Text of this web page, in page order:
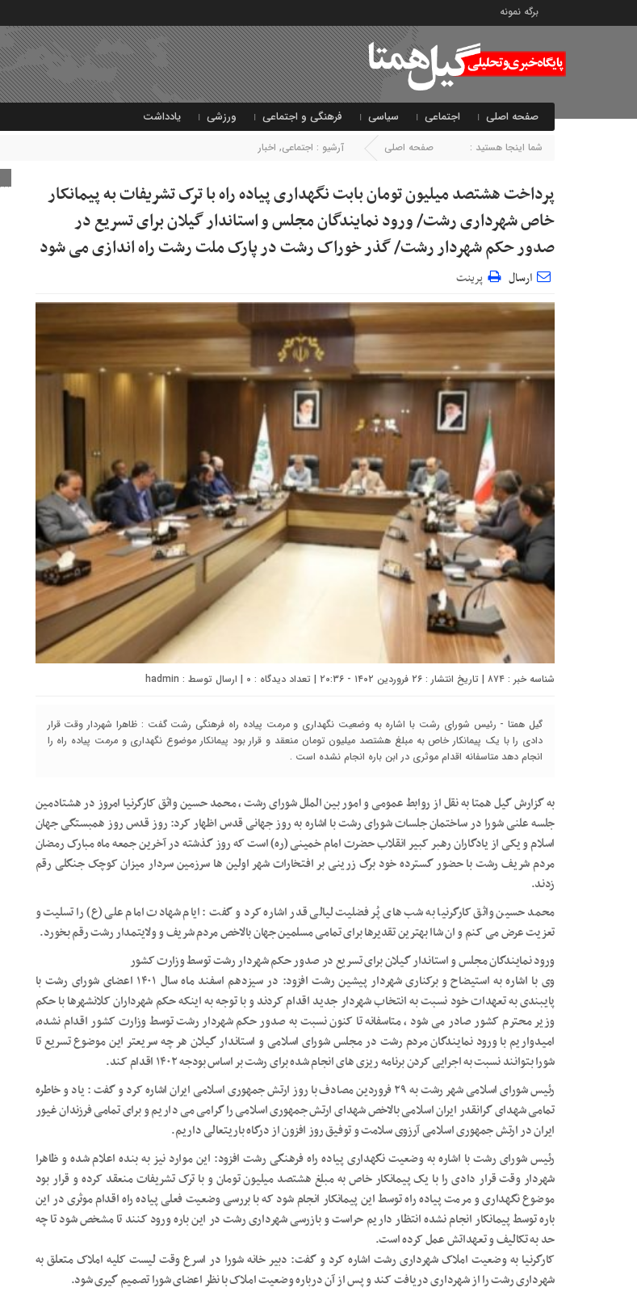
برگه نمونه
صفحه اصلی اجتماعی سیاسی فرهنگی و اجتماعی ورزشی یادداشت
شما اینجا هستید : صفحه اصلی آرشیو : اجتماعی, اخبار
پرداخت هشتصد میلیون تومان بابت نگهداری پیاده راه با ترک تشریفات به پیمانکار
خاص شهرداری رشت/ ورود نمایندگان مجلس و استاندار گیلان برای تسریع در
صدور حکم شهردار رشت/ گذر خوراک رشت در پارک ملت رشت راه اندازی می شود
ارسال پرینت
شناسه خبر : ۸۷۴ | تاریخ انتشار : ۲۶ فروردین ۱۴۰۲ - ۲۰:۳۶ | تعداد دیدگاه : ۰ | ارسال توسط : hadmin
گیل همتا - رئیس شورای رشت با اشاره به وضعیت نگهداری و مرمت پیاده راه فرهنگی رشت گفت : ظاهرا شهردار وقت قرار
دادی را با یک پیمانکار خاص به مبلغ هشتصد میلیون تومان منعقد و قرار بود پیمانکار موضوع نگهداری و مرمت پیاده راه را
انجام دهد متاسفانه اقدام موثری در ابن باره انجام نشده است .
به گزارش گیل همتا به نقل از روابط عمومی و امور بین الملل شورای رشت ، محمد حسین واثق کارگرنیا امروز در هشتادمین
جلسه علنی شورا در ساختمان جلسات شورای رشت با اشاره به روز جهانی قدس اظهار کرد: روز قدس روز همبستگی جهان
اسلام و یکی از یادگاران رهبر کبیر انقلاب حضرت امام خمینی (ره) است که روز گذشته در آخرین جمعه ماه مبارک رمضان
مردم شریف رشت با حضور گسترده خود برگ زرینی بر افتخارات شهر اولین ها سرزمین سردار میزان کوچک جنگلی رقم
زدند.
محمد حسین واثق کارگرنیا به شب های پُر فضلیت لیالی قدر اشاره کرد و گفت : ایام شهادت امام علی (ع) را تسلیت و
تعزیت عرض می کنم و ان شاا بهترین تقدیرها برای تمامی مسلمین جهان بالاخص مردم شریف و ولایتمدار رشت رقم بخورد.
ورود نمایندگان مجلس و استاندار گیلان برای تسریع در صدور حکم شهردار رشت توسط وزارت کشور
وی با اشاره به استیضاح و برکناری شهردار پیشین رشت افزود: در سیزدهم اسفند ماه سال ۱۴۰۱ اعضای شورای رشت با
پایبندی به تعهدات خود نسبت به انتخاب شهردار جدید اقدام کردند و با توجه به اینکه حکم شهرداران کلانشهرها با حکم
وزیر محترم کشور صادر می شود ، متاسفانه تا کنون نسبت به صدور حکم شهردار رشت توسط وزارت کشور اقدام نشده،
امیدواریم با ورود نمایندگان مردم رشت در مجلس شورای اسلامی و استاندار گیلان هر چه سریعتر این موضوع تسریع تا
شورا بتوانند نسبت به اجرایی کردن برنامه ریزی های انجام شده برای رشت بر اساس بودجه ۱۴۰۲ اقدام کند.
رئیس شورای اسلامی شهر رشت به ۲۹ فروردین مصادف با روز ارتش جمهوری اسلامی ایران اشاره کرد و گفت : یاد و خاطره
تمامی شهدای گرانقدر ایران اسلامی بالاخص شهدای ارتش جمهوری اسلامی را گرامی می داریم و برای تمامی فرزندان غیور
ایران در ارتش جمهوری اسلامی آرزوی سلامت و توفیق روز افزون از درگاه باریتعالی داریم.
رئیس شورای رشت با اشاره به وضعیت نگهداری پیاده راه فرهنگی رشت افزود: این موارد نیز به بنده اعلام شده و ظاهرا
شهردار وقت قرار دادی را با یک پیمانکار خاص به مبلغ هشتصد میلیون تومان و با ترک تشریفات منعقد کرده و قرار بود
موضوع نگهداری و مرمت پیاده راه توسط این پیمانکار انجام شود که با بررسی وضعیت فعلی پیاده راه اقدام موثری در این
باره توسط پیمانکار انجام نشده انتظار داریم حراست و بازرسی شهرداری رشت در این باره ورود کنند تا مشخص شود تا چه
حد به تکالیف و تعهداتش عمل کرده است.
کارگرنیا به وضعیت املاک شهرداری رشت اشاره کرد و گفت: دبیر خانه شورا در اسرع وقت لیست کلیه املاک متعلق به
شهرداری رشت را از شهرداری دریافت کند و پس از آن درباره وضعیت املاک با نظر اعضای شورا تصمیم گیری شود.